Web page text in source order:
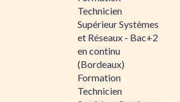
Technicien
Supérieur Systèmes
et Réseaux - Bac+2
en continu
(Bordeaux)
Formation
Technicien